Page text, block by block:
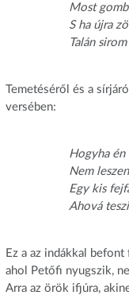
Most
S ha újra
Talán
Temetéséről és a
versében:
Hogyha én
Nem
Egy kis
Ahová
Ez a az indákkal
ahol Petőfi nyugszik,
Arra az örök ifjúra,